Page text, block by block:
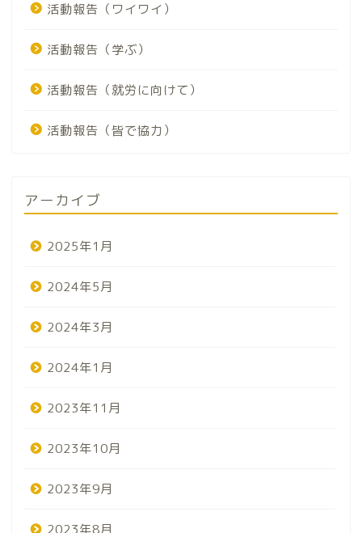
活動報告（ワイワイ）
活動報告（学ぶ）
活動報告（就労に向けて）
活動報告（皆で協力）
アーカイブ
2025年1月
2024年5月
2024年3月
2024年1月
2023年11月
2023年10月
2023年9月